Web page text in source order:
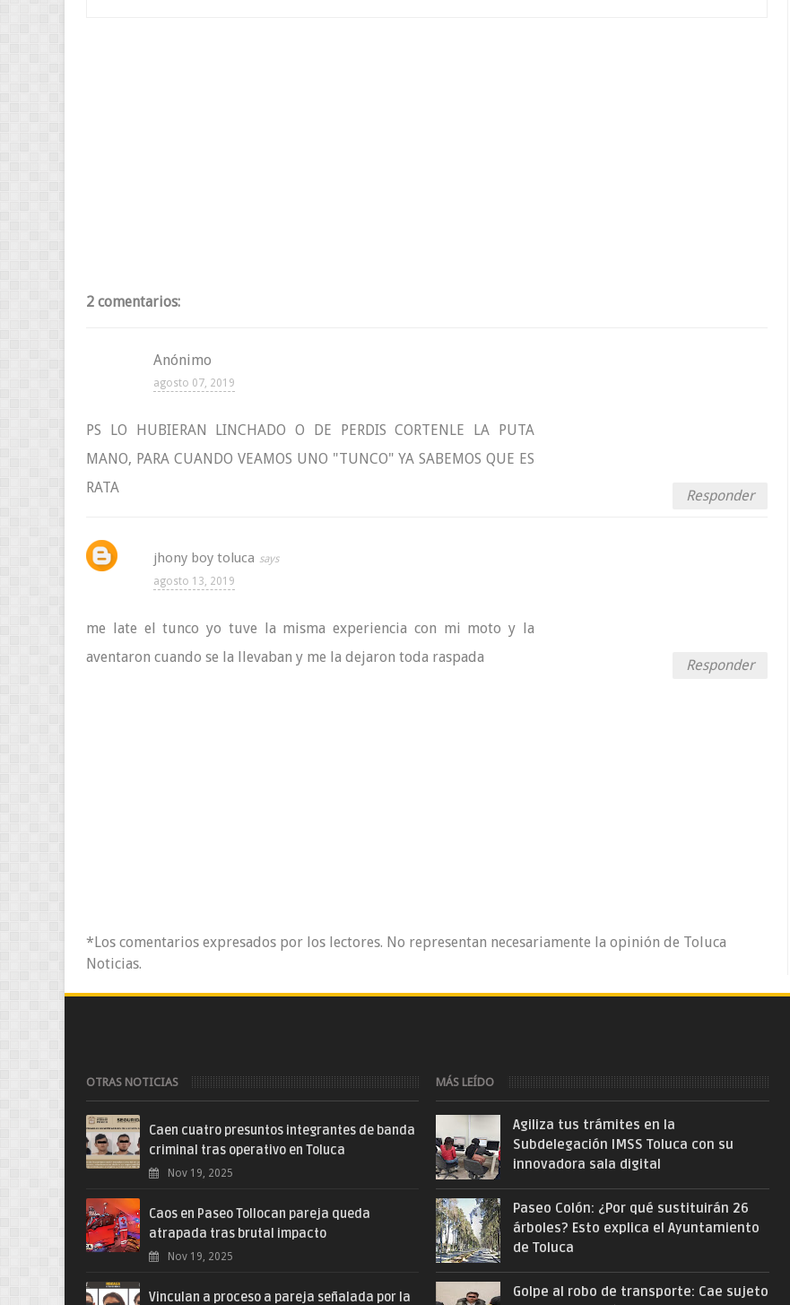
2 comentarios:
Anónimo
agosto 07, 2019
PS LO HUBIERAN LINCHADO O DE PERDIS CORTENLE LA PUTA
MANO, PARA CUANDO VEAMOS UNO "TUNCO" YA SABEMOS QUE ES
RATA
Responder
jhony boy toluca
agosto 13, 2019
me late el tunco yo tuve la misma experiencia con mi moto y la
aventaron cuando se la llevaban y me la dejaron toda raspada
Responder
*Los comentarios expresados por los lectores. No representan necesariamente la opinión de Toluca
Noticias.
OTRAS NOTICIAS
Caen cuatro presuntos integrantes de banda
criminal tras operativo en Toluca
Nov 19, 2025
Caos en Paseo Tollocan pareja queda
atrapada tras brutal impacto
Nov 19, 2025
Vinculan a proceso a pareja señalada por la
MÁS LEÍDO
Agiliza tus trámites en la
Subdelegación IMSS Toluca con su
innovadora sala digital
Paseo Colón: ¿Por qué sustituirán 26
árboles? Esto explica el Ayuntamiento
de Toluca
Golpe al robo de transporte: Cae sujeto